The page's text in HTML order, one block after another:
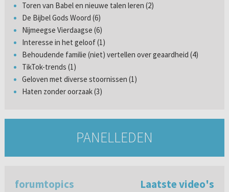
Toren van Babel en nieuwe talen leren (2)
De Bijbel Gods Woord (6)
Nijmeegse Vierdaagse (6)
Interesse in het geloof (1)
Behoudende familie (niet) vertellen over geaardheid (4)
TikTok-trends (1)
Geloven met diverse stoornissen (1)
Haten zonder oorzaak (3)
PANELLEDEN
forumtopics Laatste video's